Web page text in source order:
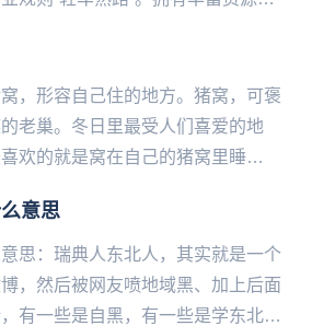
，形容自己住的地方。猪窝，可褒
老巢。冬日里最受人们喜爱的地
欢的就是窝在自己的猪窝里睡
意思
思：瑞典人东北人，其实就是一个
，然后被网友喷地域黑、加上后面
有一些是自黑，有一些是学东北人